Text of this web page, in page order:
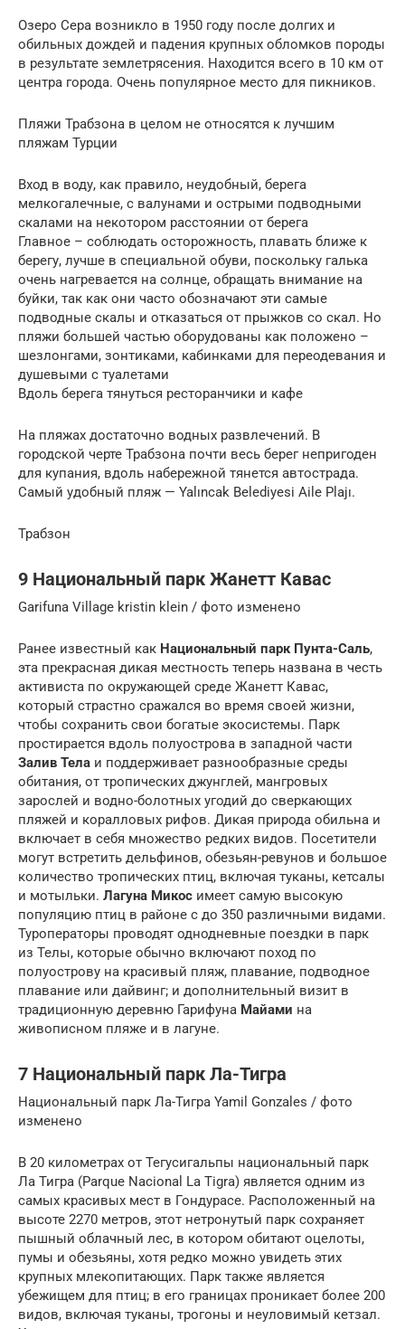
Озеро Сера возникло в 1950 году после долгих и
обильных дождей и падения крупных обломков породы
в результате землетрясения. Находится всего в 10 км от
центра города. Очень популярное место для пикников.
Пляжи Трабзона в целом не относятся к лучшим
пляжам Турции
Вход в воду, как правило, неудобный, берега
мелкогалечные, с валунами и острыми подводными
скалами на некотором расстоянии от берега
Главное – соблюдать осторожность, плавать ближе к
берегу, лучше в специальной обуви, поскольку галька
очень нагревается на солнце, обращать внимание на
буйки, так как они часто обозначают эти самые
подводные скалы и отказаться от прыжков со скал. Но
пляжи большей частью оборудованы как положено –
шезлонгами, зонтиками, кабинками для переодевания и
душевыми с туалетами
Вдоль берега тянуться ресторанчики и кафе
На пляжах достаточно водных развлечений. В
городской черте Трабзона почти весь берег непригоден
для купания, вдоль набережной тянется автострада.
Самый удобный пляж — Yalıncak Belediyesi Aile Plajı.
Трабзон
9 Национальный парк Жанетт Кавас
Garifuna Village kristin klein / фото изменено
Ранее известный как Национальный парк Пунта-Саль,
эта прекрасная дикая местность теперь названа в честь
активиста по окружающей среде Жанетт Кавас,
который страстно сражался во время своей жизни,
чтобы сохранить свои богатые экосистемы. Парк
простирается вдоль полуострова в западной части
Залив Тела и поддерживает разнообразные среды
обитания, от тропических джунглей, мангровых
зарослей и водно-болотных угодий до сверкающих
пляжей и коралловых рифов. Дикая природа обильна и
включает в себя множество редких видов. Посетители
могут встретить дельфинов, обезьян-ревунов и большое
количество тропических птиц, включая туканы, кетсалы
и мотыльки. Лагуна Микос имеет самую высокую
популяцию птиц в районе с до 350 различными видами.
Туроператоры проводят однодневные поездки в парк
из Телы, которые обычно включают поход по
полуострову на красивый пляж, плавание, подводное
плавание или дайвинг; и дополнительный визит в
традиционную деревню Гарифуна Майами на
живописном пляже и в лагуне.
7 Национальный парк Ла-Тигра
Национальный парк Ла-Тигра Yamil Gonzales / фото
изменено
В 20 километрах от Тегусигальпы национальный парк
Ла Тигра (Parque Nacional La Tigra) является одним из
самых красивых мест в Гондурасе. Расположенный на
высоте 2270 метров, этот нетронутый парк сохраняет
пышный облачный лес, в котором обитают оцелоты,
пумы и обезьяны, хотя редко можно увидеть этих
крупных млекопитающих. Парк также является
убежищем для птиц; в его границах проникает более 200
видов, включая туканы, трогоны и неуловимый кетзал.